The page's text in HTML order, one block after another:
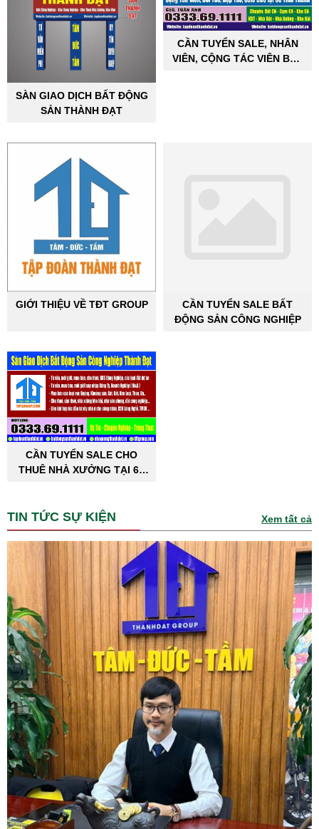
SÀN GIAO DỊCH BẤT ĐỘNG
SẢN THÀNH ĐẠT
CẦN TUYỂN SALE, NHÂN
VIÊN, CỘNG TÁC VIÊN BẤT
GIỚI THIỆU VỀ TĐT GROUP
CẦN TUYỂN SALE BẤT
ĐỘNG SẢN CÔNG NGHIỆP
CẦN TUYỂN SALE CHO
THUÊ NHÀ XƯỞNG TẠI 63
TIN TỨC SỰ KIỆN Xem tất cả